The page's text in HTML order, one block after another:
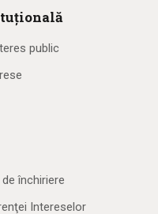
public
închiriere
Intereselor